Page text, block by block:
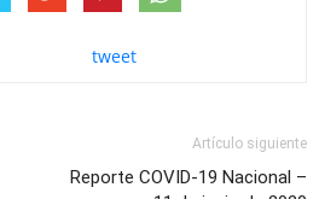
tweet
Artículo siguiente
Reporte COVID-19 Nacional –